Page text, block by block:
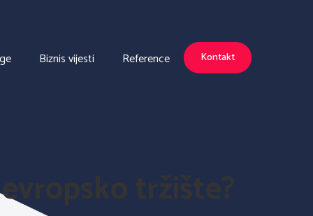
Biznis vijesti Reference Kontakt
tržište?